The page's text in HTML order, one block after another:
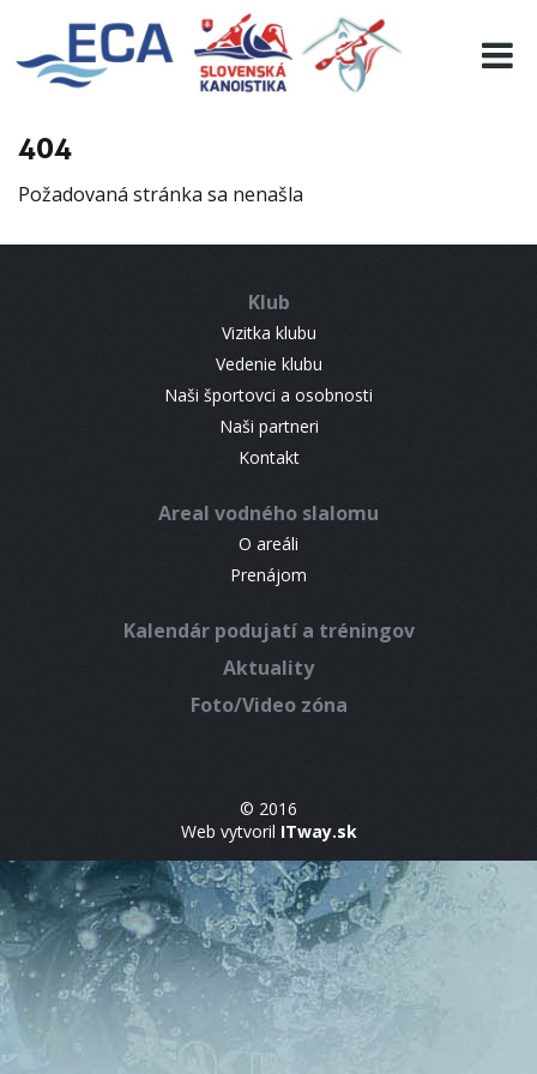
404
Požadovaná stránka sa nenašla
Klub
Vizitka klubu
Vedenie klubu
Naši športovci a osobnosti
Naši partneri
Kontakt
Areal vodného slalomu
O areáli
Prenájom
Kalendár podujatí a tréningov
Aktuality
Foto/Video zóna
© 2016
Web vytvoril ITway.sk
EURO 19
INFO
RESULTS
CONTACT